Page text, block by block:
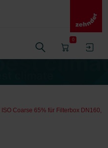
0
Coarse 65% für Filterbox DN160,